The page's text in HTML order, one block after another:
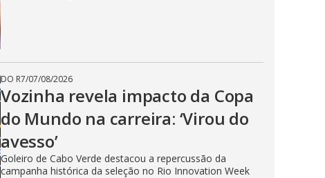
DO R7/07/08/2026
Vozinha revela impacto da Copa
do Mundo na carreira: ‘Virou do
avesso’
Goleiro de Cabo Verde destacou a repercussão da
campanha histórica da seleção no Rio Innovation Week